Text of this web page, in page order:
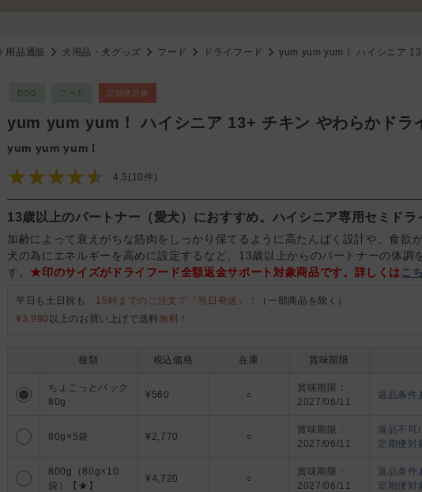
用品通販 犬用品・犬グッズ フード ドライフード yum yum yum！ ハイシニア
DOG フード 定期便対象
yum yum yum！ ハイシニア 13+ チキン やわらかドラ
yum yum yum！
★★★★★ 4.5(10件)
13歳以上のパートナー（愛犬）におすすめ。ハイシニア専用セミドラ
加齢によって衰えがちな筋肉をしっかり保てるように高たんぱく設計や、食欲
犬の為にエネルギーを高めに設定するなど、13歳以上からのパートナーの体調
す。 ★印のサイズがドライフード全額返金サポート対象商品です。詳しくは こ
平日も土日祝も、 15時までのご注文で『当日発送』！
（一部商品を除く）
¥3,980 以上のお買い上げで送料無料！
種類 税込価格 在庫 賞味期限
ちょこっとパック
80g
¥560 ○
賞味期限：
2027/06/11
返品条件
80g×5袋
¥2,770 ○
賞味期限：
2027/06/11
返品不可/
定期便対
800g（80g×10
袋）【★】
¥4,720 ○
賞味期限：
2027/06/11
返品条件
定期便対